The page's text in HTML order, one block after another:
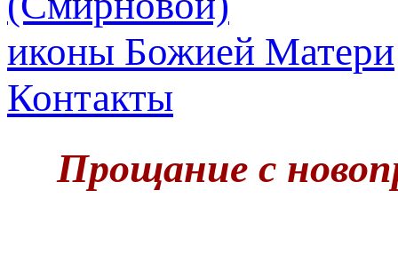
иконы Божией Матери
Контакты
Прощание с